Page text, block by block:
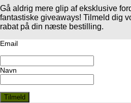
Gå aldrig mere glip af eksklusive
fantastiske giveaways! Tilmeld dig
rabat på din næste bestilling.
Email
Navn